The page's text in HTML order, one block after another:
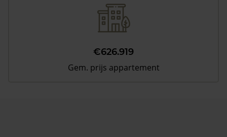
€626.919
Gem. prijs appartement